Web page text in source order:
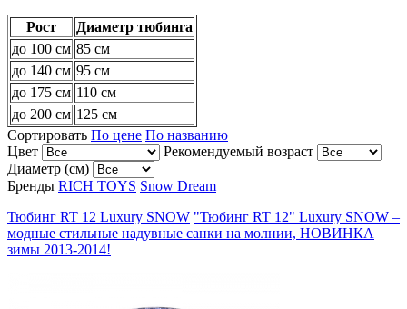
Рост
Диаметр тюбинга
до 100 см 85 см
до 140 см 95 см
до 175 см 110 см
до 200 см 125 см
Сортировать По цене По названию
Цвет
Рекомендуемый возраст
Диаметр (см)
Бренды RICH TOYS Snow Dream
Тюбинг RT 12 Luxury SNOW "Тюбинг RT 12" Luxury SNOW –
модные стильные надувные санки на молнии, НОВИНКА
зимы 2013-2014!